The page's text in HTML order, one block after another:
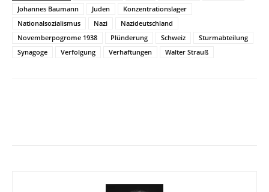
Johannes Baumann
Juden
Konzentrationslager
Nationalsozialismus
Nazi
Nazideutschland
Novemberpogrome 1938
Plünderung Schweiz
Sturmabteilung
Synagoge
Verfolgung Verhaftungen Walter Strauß